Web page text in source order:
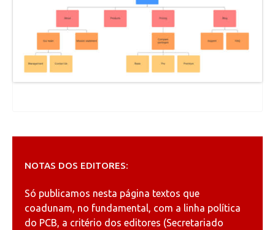
NOTAS DOS EDITORES:
Só publicamos nesta página textos que
coadunam, no fundamental, com a linha política
do PCB, a critério dos editores (Secretariado